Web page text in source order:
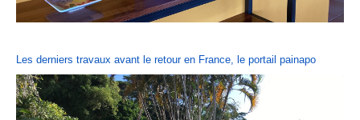
Les derniers travaux avant le retour en France, le portail painapo